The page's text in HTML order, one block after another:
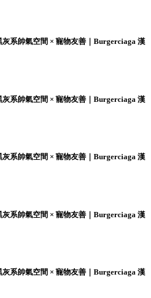
灰系帥氣空間 × 寵物友善｜Burgerciaga 漢
灰系帥氣空間 × 寵物友善｜Burgerciaga 漢
灰系帥氣空間 × 寵物友善｜Burgerciaga 漢
灰系帥氣空間 × 寵物友善｜Burgerciaga 漢
灰系帥氣空間 × 寵物友善｜Burgerciaga 漢